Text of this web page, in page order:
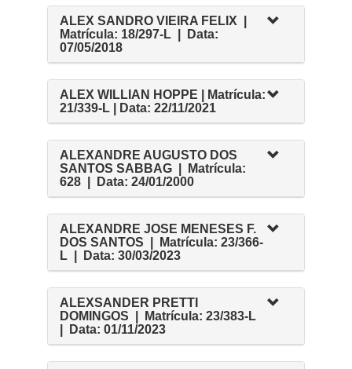
ALEX SANDRO VIEIRA FELIX |
Matrícula: 18/297-L | Data:
07/05/2018
ALEX WILLIAN HOPPE | Matrícula:
21/339-L | Data: 22/11/2021
ALEXANDRE AUGUSTO DOS
SANTOS SABBAG | Matrícula:
628 | Data: 24/01/2000
ALEXANDRE JOSE MENESES F.
DOS SANTOS | Matrícula: 23/366-
L | Data: 30/03/2023
ALEXSANDER PRETTI
DOMINGOS | Matrícula: 23/383-L
| Data: 01/11/2023